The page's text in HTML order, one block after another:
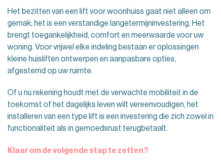
Het bezitten van een lift voor woonhuiss gaat niet alleen om
gemak; het is een verstandige langetermijninvestering. Het
brengt toegankelijkheid, comfort en meerwaarde voor uw
woning. Voor vrijwel elke indeling bestaan ​​er oplossingen
kleine huisliften ontwerpen en aanpasbare opties,
afgestemd op uw ruimte.
Of u nu rekening houdt met de verwachte mobiliteit in de
toekomst of het dagelijks leven wilt vereenvoudigen, het
installeren van een type lift is een investering die zich zowel in
functionaliteit als in gemoedsrust terugbetaalt.
Klaar om de volgende stap te zetten?